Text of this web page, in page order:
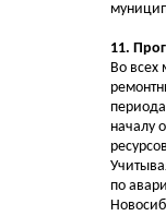
11.
Во всех
началу
по